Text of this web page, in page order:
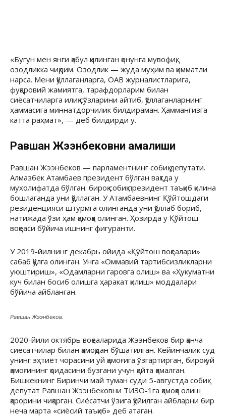
«Бугун мен янги қабул қилинган қонунга мувофиқ,
озодликка чиқдим. Озодлик — жуда муҳим ва қимматли
нарса. Мени қўллаганларга, ОАВ журналистларига,
фуқаровий жамиятга, тарафдорларим билан
сиёсатчиларга илиқ сўзларини айтиб, қўллаганларнинг
ҳаммасига миннатдорчилик билдираман. Ҳаммангизга
катта раҳмат», — деб билдирди у.
Равшан Жээнбековни қамалиши
Равшан Жээнбеков — парламентнинг собиқ депутати.
Алмазбек Атамбаев президент бўлган вақтда у
мухолифатда бўлган. бироқ собиқ президент таъқиб қилина
бошлаганда уни қўллаган. У Атамбаевнинг Қўйтошдаги
резиденцияси штурмга олинганда уни қўллаб бориб,
натижада ўзи ҳам қамоққа олинган. Ҳозирда у Қўйтош
воқеаси бўйича ишнинг фигуранти.
У 2019-йилнинг декабрь ойида «Қўйтош воқеалари»
сабаб қўлга олинган. Унга «Оммавий тартибсизликларни
уюштириш», «Одамларни гаровга олиш» ва «Ҳукуматни
куч билан босиб олишга ҳаракат қилиш» моддалари
бўйича айбланган.
Равшан Жээнбеков.
2020-йили октябрь воқеаларида Жээнбеков бир қанча
сиёсатчилар билан қамоқдан бўшатилган. Кейинчалик суд
унинг эҳтиёт чорасини уй қамоғига ўзгартирган, бироқ уй
қамоғининг қоидасини бузгани учун қайта қамалган.
Бишкекнинг Биринчи май туман суди 5-августда собиқ
депутат Равшан Жээнбековни ТИЗО-1га қамоққа олиш
қарорини чиқарган. Сиёсатчи ўзига қўйилган айбларни бир
неча марта «сиёсий таъқиб» деб атаган.